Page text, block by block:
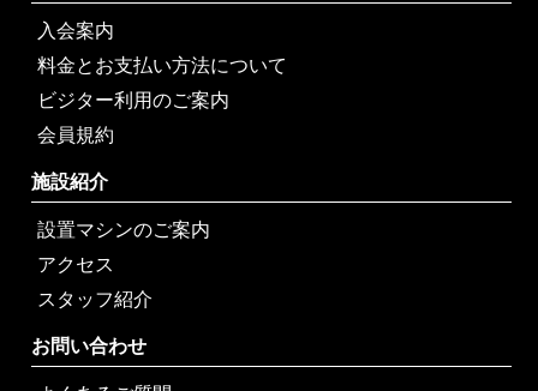
入会案内
料金とお支払い方法について
ビジター利用のご案内
会員規約
施設紹介
設置マシンのご案内
アクセス
スタッフ紹介
お問い合わせ